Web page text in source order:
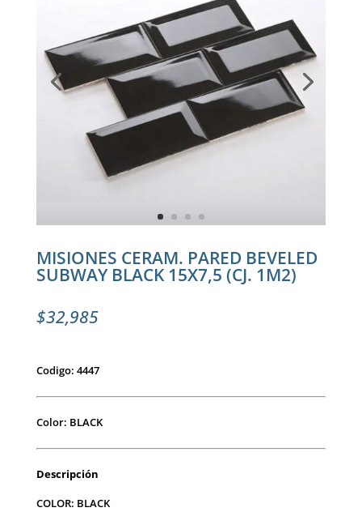
MISIONES CERAM. PARED BEVELED
SUBWAY BLACK 15X7,5 (CJ. 1M2)
$32,985
Codigo: 4447
Color: BLACK
Descripción
COLOR: BLACK